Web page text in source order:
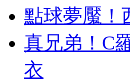
點球夢魘
真兄弟
衣